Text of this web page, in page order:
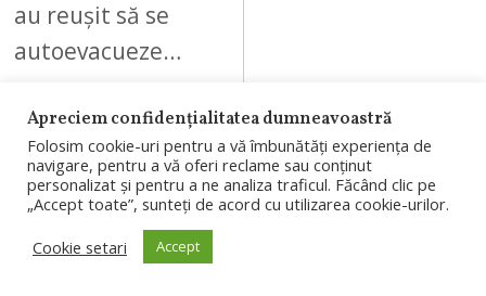
au reușit să se
autoevacueze…
09
Apreciem confidențialitatea dumneavoastră
Folosim cookie-uri pentru a vă îmbunătăți experiența de
navigare, pentru a vă oferi reclame sau conținut
personalizat și pentru a ne analiza traficul. Făcând clic pe
„Accept toate”, sunteți de acord cu utilizarea cookie-urilor.
Cookie setari
Accept